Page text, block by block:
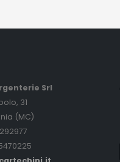
Srl
31
(MC)